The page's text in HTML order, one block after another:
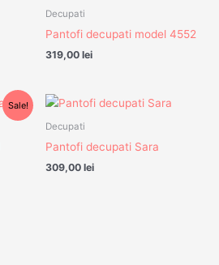
Decupati
Pantofi decupati model 4552
319,00 lei
Sale!
Decupati
Pantofi decupati Sara
309,00 lei